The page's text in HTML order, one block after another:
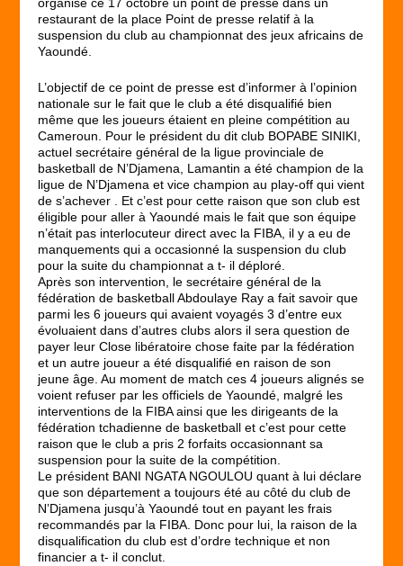
restaurant de la place Point de presse relatif à la
suspension du club au championnat des jeux africains de
Yaoundé.
L’objectif de ce point de presse est d’informer à l’opinion
nationale sur le fait que le club a été disqualifié bien
même que les joueurs étaient en pleine compétition au
Cameroun. Pour le président du dit club BOPABE SINIKI,
actuel secrétaire général de la ligue provinciale de
basketball de N’Djamena, Lamantin a été champion de la
ligue de N’Djamena et vice champion au play-off qui vient
de s’achever . Et c’est pour cette raison que son club est
éligible pour aller à Yaoundé mais le fait que son équipe
n’était pas interlocuteur direct avec la FIBA, il y a eu de
manquements qui a occasionné la suspension du club
pour la suite du championnat a t- il déploré.
Après son intervention, le secrétaire général de la
fédération de basketball Abdoulaye Ray a fait savoir que
parmi les 6 joueurs qui avaient voyagés 3 d’entre eux
évoluaient dans d’autres clubs alors il sera question de
payer leur Close libératoire chose faite par la fédération
et un autre joueur a été disqualifié en raison de son
jeune âge. Au moment de match ces 4 joueurs alignés se
voient refuser par les officiels de Yaoundé, malgré les
interventions de la FIBA ainsi que les dirigeants de la
fédération tchadienne de basketball et c’est pour cette
raison que le club a pris 2 forfaits occasionnant sa
suspension pour la suite de la compétition.
Le président BANI NGATA NGOULOU quant à lui déclare
que son département a toujours été au côté du club de
N’Djamena jusqu’à Yaoundé tout en payant les frais
recommandés par la FIBA. Donc pour lui, la raison de la
disqualification du club est d’ordre technique et non
financier a t- il conclut.